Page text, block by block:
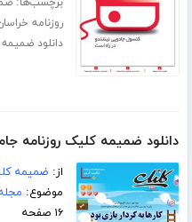
روزنامه
دانلود
دانلود ضمیمه کلیک روزنامه جام
از: ضمیمه
موضوع:
۱۶ صفحه